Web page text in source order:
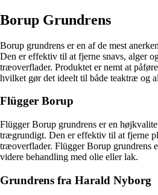
Borup Grundrens
Borup grundrens er en af de mest
Den er effektiv til at fjerne snavs, alger
træoverflader. Produktet er nemt at
hvilket gør det ideelt til både teaktræ og
Flügger Borup
Flügger Borup grundrens er en
trægrundigt. Den er effektiv til at fjerne
træoverflader. Flügger Borup grundrens
videre behandling med olie eller lak.
Grundrens fra Harald Nyborg